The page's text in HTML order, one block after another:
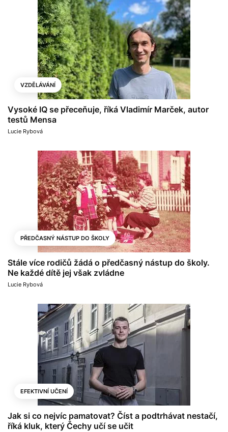
VZDĚLÁVÁNÍ
Vysoké IQ se přeceňuje, říká Vladimír Marček, autor
testů Mensa
Lucie Rybová
PŘEDČASNÝ NÁSTUP DO ŠKOLY
Stále více rodičů žádá o předčasný nástup do školy.
Ne každé dítě jej však zvládne
Lucie Rybová
EFEKTIVNÍ UČENÍ
Jak si co nejvíc pamatovat? Číst a podtrhávat nestačí,
říká kluk, který Čechy učí se učit